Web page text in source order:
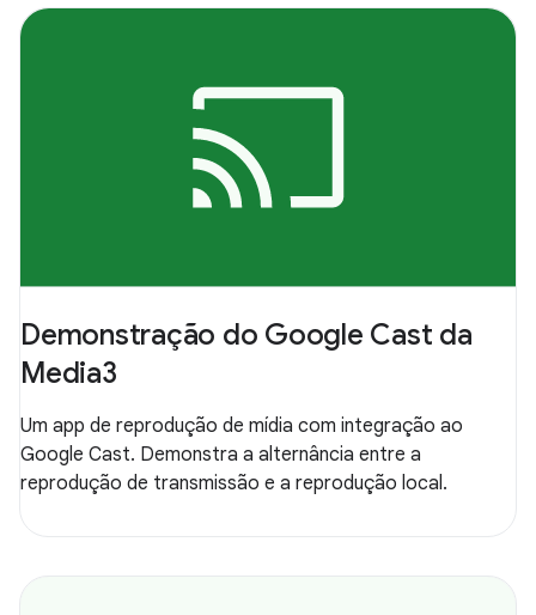
Demonstração do Google Cast da
Media3
Um app de reprodução de mídia com integração ao
Google Cast. Demonstra a alternância entre a
reprodução de transmissão e a reprodução local.